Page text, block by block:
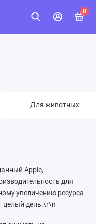
0
Для животных
Apple,
для
увеличению ресурса
целый день.\r\n